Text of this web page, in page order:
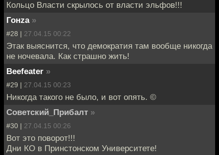
Кольцо Власти скрылось от власти эльфов!!!
Гонzа »
#28 | 27.04.15 00:22
Этак выяснится, что демократия там вообще никогда
не ночевала. Как страшно жить!
Beefeater »
#29 | 27.04.15 00:23
Никогда такого не было, и вот опять. ©
Советский_Прибалт »
#30 | 27.04.15 00:26
Вот это поворот!!!
Дни КО в Принстонском Университете!